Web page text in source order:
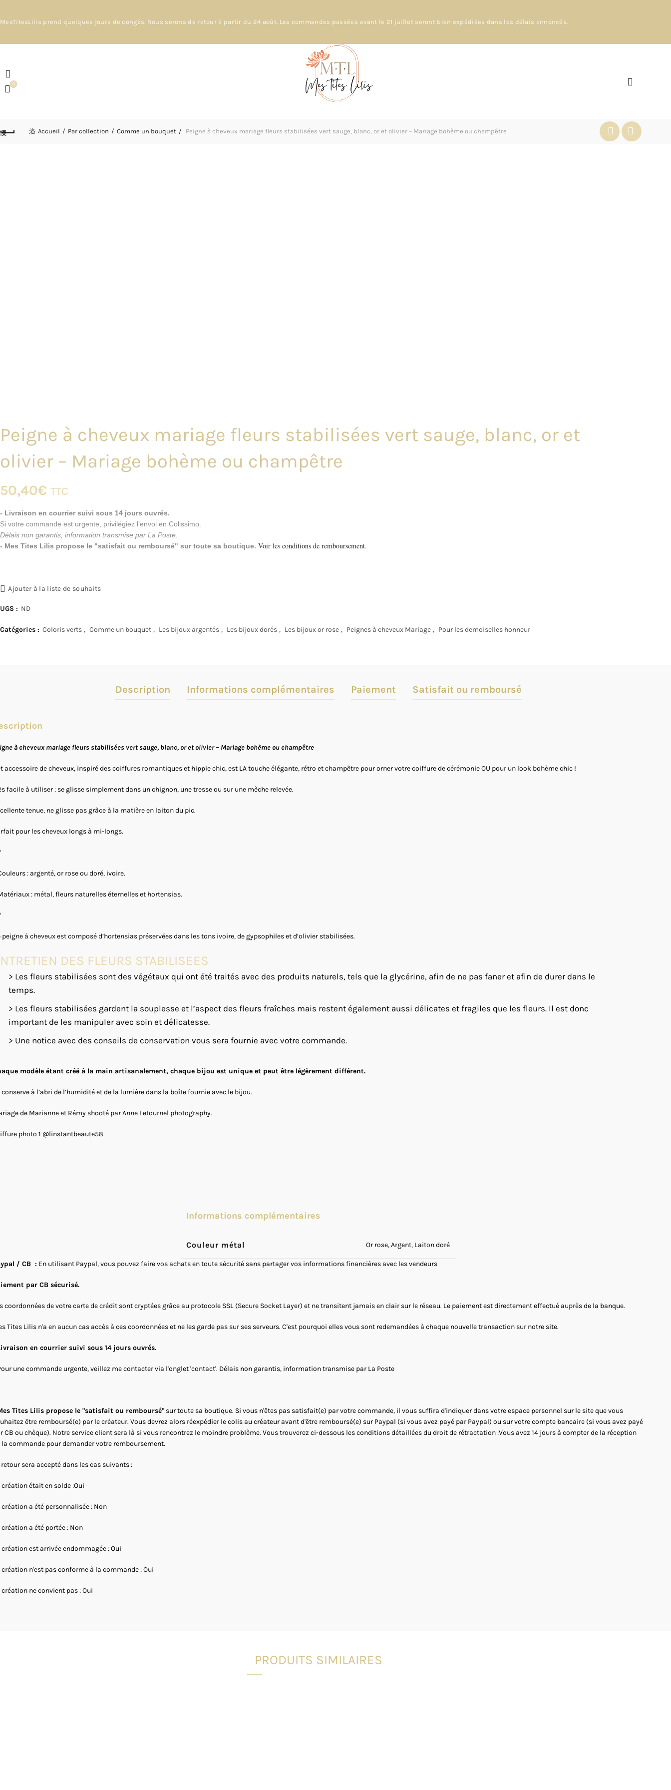
MesTitesLilis prend quelques jours de congés. Nous serons de retour à partir du 24 août. Les commandes passées avant le 21 juillet seront bien expédiées dans les délais annoncés.
0
Accueil Par collection Comme un bouquet Peigne à cheveux mariage fleurs stabilisées vert sauge, blanc, or et olivier – Mariage bohème ou champêtre
Peigne à cheveux mariage fleurs stabilisées vert sauge, blanc, or et
olivier – Mariage bohème ou champêtre
50,40€ TTC
- Livraison en courrier suivi sous 14 jours ouvrés.
Si votre commande est urgente, privilégiez l’envoi en Colissimo.
Délais non garantis, information transmise par La Poste.
- Mes Tites Lilis propose le "satisfait ou remboursé" sur toute sa boutique. Voir les conditions de remboursement.
Ajouter à la liste de souhaits
UGS : ND
Catégories : Coloris verts , Comme un bouquet , Les bijoux argentés , Les bijoux dorés , Les bijoux or rose , Peignes à cheveux Mariage , Pour les demoiselles honneur
Description Informations complémentaires Paiement Satisfait ou remboursé
à cheveux mariage fleurs stabilisées vert sauge, blanc, or et olivier – Mariage bohème ou champêtre
accessoire de cheveux, inspiré des coiffures romantiques et hippie chic, est LA touche élégante, rétro et champêtre pour orner votre coiffure de cérémonie OU pour un look bohème chic !
facile à utiliser : se glisse simplement dans un chignon, une tresse ou sur une mèche relevée.
tenue, ne glisse pas grâce à la matière en laiton du pic.
pour les cheveux longs à mi-longs.
: argenté, or rose ou doré, ivoire.
: métal, fleurs naturelles éternelles et hortensias.
peigne à cheveux est composé d’hortensias préservées dans les tons ivoire, de gypsophiles et d’olivier stabilisées.
DES FLEURS STABILISEES
> Les fleurs stabilisées sont des végétaux qui ont été traités avec des produits naturels, tels que la glycérine, afin de ne pas faner et afin de durer dans le
temps.
> Les fleurs stabilisées gardent la souplesse et l’aspect des fleurs fraîches mais restent également aussi délicates et fragiles que les fleurs. Il est donc
important de les manipuler avec soin et délicatesse.
> Une notice avec des conseils de conservation vous sera fournie avec votre commande.
modèle étant créé à la main artisanalement, chaque bijou est unique et peut être légèrement différent.
conserve à l’abri de l’humidité et de la lumière dans la boîte fournie avec le bijou.
de Marianne et Rémy shooté par Anne Letournel photography.
photo 1 @linstantbeaute58
Informations complémentaires
Couleur métal Or rose, Argent, Laiton doré
/ CB : En utilisant Paypal, vous pouvez faire vos achats en toute sécurité sans partager vos informations financières avec les vendeurs
par CB sécurisé.
coordonnées de votre carte de crédit sont cryptées grâce au protocole SSL (Secure Socket Layer) et ne transitent jamais en clair sur le réseau. Le paiement est directement effectué auprès de la banque.
Tites Lilis n'a en aucun cas accès à ces coordonnées et ne les garde pas sur ses serveurs. C'est pourquoi elles vous sont redemandées à chaque nouvelle transaction sur notre site.
en courrier suivi sous 14 jours ouvrés.
une commande urgente, veillez me contacter via l'onglet 'contact'. Délais non garantis, information transmise par La Poste
Tites Lilis propose le "satisfait ou remboursé" sur toute sa boutique. Si vous n'êtes pas satisfait(e) par votre commande, il vous suffira d'indiquer dans votre espace personnel sur le site que vous
être remboursé(e) par le créateur. Vous devrez alors réexpédier le colis au créateur avant d'être remboursé(e) sur Paypal (si vous avez payé par Paypal) ou sur votre compte bancaire (si vous avez payé
CB ou chèque). Notre service client sera là si vous rencontrez le moindre problème. Vous trouverez ci-dessous les conditions détaillées du droit de rétractation :Vous avez 14 jours à compter de la réception
la commande pour demander votre remboursement.
retour sera accepté dans les cas suivants :
création était en solde :Oui
création a été personnalisée : Non
création a été portée : Non
création est arrivée endommagée : Oui
création n'est pas conforme à la commande : Oui
création ne convient pas : Oui
PRODUITS SIMILAIRES